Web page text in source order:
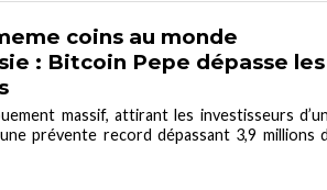
coins au monde
: Bitcoin Pepe dépasse les
massif, attirant les investisseurs
prévente record dépassant 3,9 millions